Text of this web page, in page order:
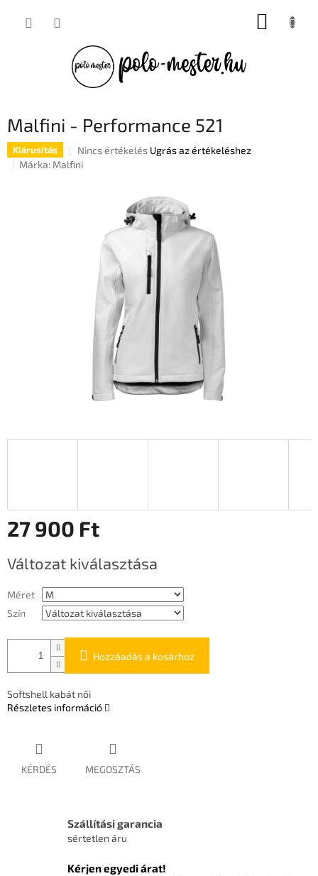
KOSÁR
Malfini - Performance 521
Kiárusítás
A
termék
csillag.
Nincs értékelés Ugrás az értékeléshez
Márka: Malfini
27 900 Ft
Változat kiválasztása
Méret
Szín
Hozzáadás a kosárhoz
Softshell kabát női
Részletes információ
KÉRDÉS MEGOSZTÁS
Szállítási garancia
sértetlen áru
Kérjen egyedi árat!